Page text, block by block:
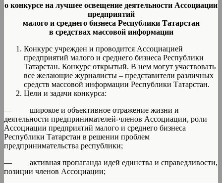
о конкурсе на лучшее освещение деятельности Ассоциации
предприятий
малого и среднего бизнеса Республики Татарстан
в средствах массовой информации
Конкурс учрежден и проводится Ассоциацией
предприятий малого и среднего бизнеса Республики
Татарстан. Конкурс открытый. В нем могут участвовать
все желающие журналисты – представители различных
средств массовой информации Республики Татарстан.
Цели и задачи конкурса:
— широкое и объективное отражение жизни и
деятельности предпринимателей-членов Ассоциации, роли
Ассоциации предприятий малого и среднего бизнеса
Республики Татарстан в решении проблем
предпринимательства республики;
— активная пропаганда идей единства и справедливости,
позиции членов Ассоциации;